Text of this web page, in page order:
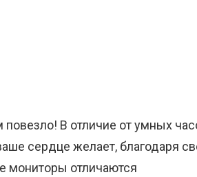
В отличие от умных
сердце желает, благодаря
мониторы отличаются